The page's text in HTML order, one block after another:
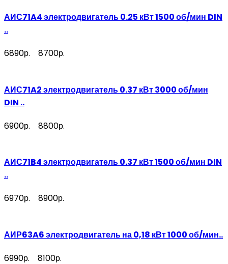
АИС71A4 электродвигатель 0.25 кВт 1500 об/мин DIN
..
6890р. 8700р.
АИС71A2 электродвигатель 0.37 кВт 3000 об/мин
DIN ..
6900р. 8800р.
АИС71B4 электродвигатель 0.37 кВт 1500 об/мин DIN
..
6970р. 8900р.
АИР63A6 электродвигатель на 0,18 кВт 1000 об/мин..
6990р. 8100р.